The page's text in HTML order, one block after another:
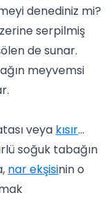
denediniz mi?
serpilmiş
de sunar.
meyvemsi
veya kısır...
soğuk tabağın
nar ekşisinin o